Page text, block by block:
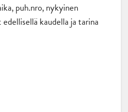
puh.nro, nykyinen
kaudella ja tarina